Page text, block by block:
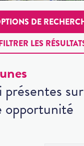
DE
LES
sur
opportunité